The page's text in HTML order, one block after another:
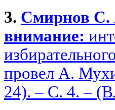
3. Смирнов С.
внимание:
провел А.
24). – С. 4. –